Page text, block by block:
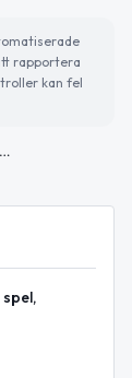
rapportera
kan fel
Tierp skrotar äldre tillgänglighetspolicy från 2008